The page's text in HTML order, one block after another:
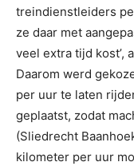
treindienstleiders
ze daar met
veel extra tijd kost’,
Daarom werd
per uur te laten
geplaatst, zodat
(Sliedrecht
kilometer per uur